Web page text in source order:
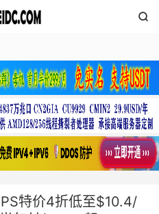

特价4折低至$10.4/